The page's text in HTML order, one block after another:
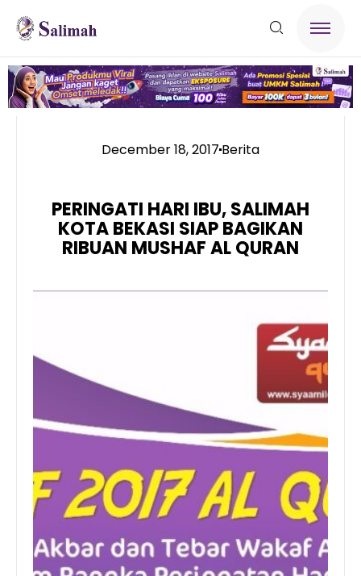
December 18, 2017 Berita
PERINGATI HARI IBU, SALIMAH
KOTA BEKASI SIAP BAGIKAN
RIBUAN MUSHAF AL QURAN